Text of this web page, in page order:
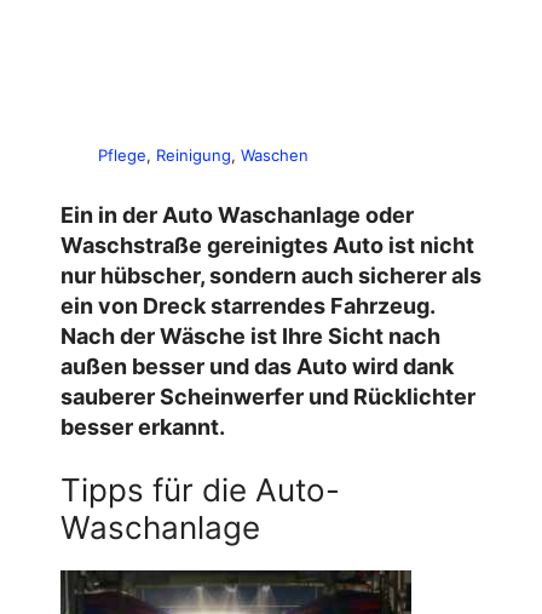
Pflege, Reinigung, Waschen
Ein in der Auto Waschanlage oder
Waschstraße gereinigtes Auto ist nicht
nur hübscher, sondern auch sicherer als
ein von Dreck starrendes Fahrzeug.
Nach der Wäsche ist Ihre Sicht nach
außen besser und das Auto wird dank
sauberer Scheinwerfer und Rücklichter
besser erkannt.
Tipps für die Auto-
Waschanlage